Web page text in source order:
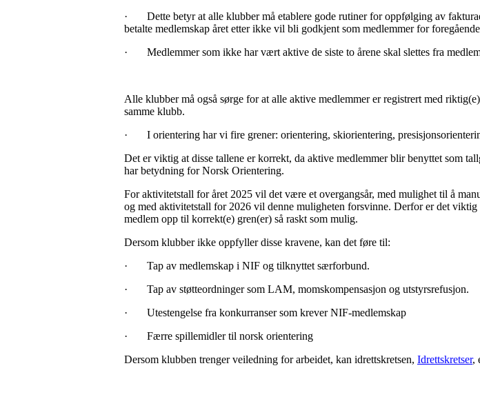
·
Dette betyr at alle klubber må etablere gode rutiner for oppfølging av
betalte medlemskap året etter ikke vil bli godkjent som medlemmer for
·
Medlemmer som ikke har vært aktive de siste to årene skal slettes fra
Alle klubber må også sørge for at alle aktive medlemmer er registrert med
samme klubb.
·
I orientering har vi fire grener: orientering, skiorientering,
Det er viktig at disse tallene er korrekt, da aktive medlemmer blir benyttet som
har betydning for Norsk Orientering.
For aktivitetstall for året 2025 vil det være et overgangsår, med mulighet til å
og med aktivitetstall for 2026 vil denne muligheten forsvinne. Derfor er det
medlem opp til korrekt(e) gren(er) så raskt som mulig.
Dersom klubber ikke oppfyller disse kravene, kan det føre til:
·
Tap av medlemskap i NIF og tilknyttet særforbund.
·
Tap av støtteordninger som LAM, momskompensasjon og utstyrsrefusjon.
·
Utestengelse fra konkurranser som krever NIF-medlemskap
·
Færre spillemidler til norsk orientering
Dersom klubben trenger veiledning for arbeidet, kan idrettskretsen, Idrettskretser,